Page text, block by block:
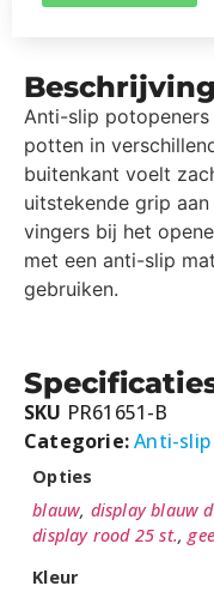
Beschrijving
Anti-slip
potten in
buitenkant voelt
uitstekende grip
vingers bij het
met een anti-slip
gebruiken.
SKU PR61651-B
Categorie:Anti-
Opties
blauw, display blauw
display rood 25 st.,
Kleur